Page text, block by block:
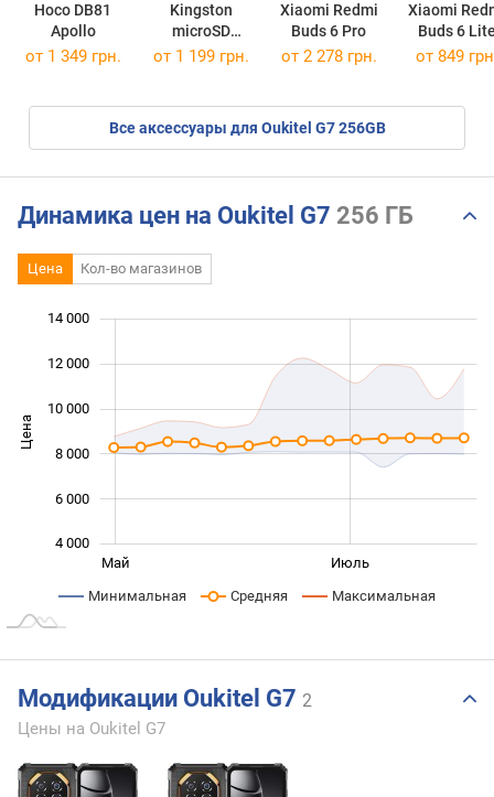
Hoco DB81
Apollo
Kingston
microSD
Canvas Select
Xiaomi Redmi
Buds 6 Pro
Xiaomi
Buds 6
от 1 349 грн. от 1 199 грн. от 2 278 грн. от 849
Все аксессуары для Oukitel G7 256GB
Динамика цен на Oukitel G7 256 ГБ
Цена Кол-во магазинов
Цена
4 000
6 000
8 000
10 000
14 000
12 000
L
МартМай Июль
Сент.
Минимальная Средняя Максимальная
Модификации Oukitel G7 2
Цены на Oukitel G7